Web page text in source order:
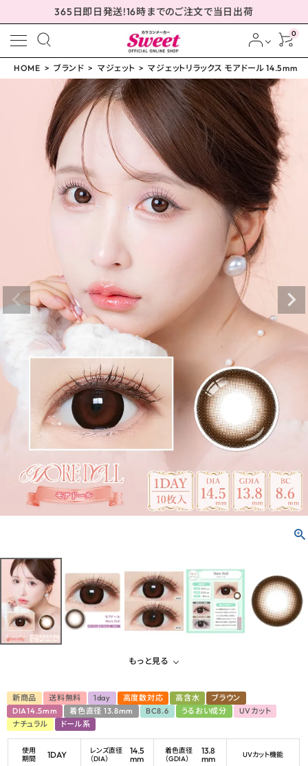
365日即日発送!16時までのご注文で当日出荷
0
meeting_room ログイン person 会員登録
マジェットリラックス モ
アドール 14.5mm
¥1,793(税込)
配送方法について
発送について
お支払い方法について
お買い物ガイド
お問い合わせ
よくあるご質問
HOME ブランド マジェット マジェットリラックス モアドール 14.5mm
もっと見る
新商品 送料無料 1day 高度数対応 高含水
ブラウン
DIA14.5mm
着色直径 13.8mm BC8.6 うるおい成分
UVカット
ナチュラル
ドール系
使用
期間
1DAY
レンズ直径
（DIA）
14.5
mm
着色直径
（GDIA）
13.8
mm
UVカット機能